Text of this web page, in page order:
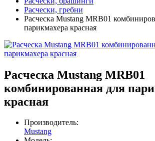
Расчески, гребни
Расческа Mustang MRB01
парикмахера красная
Расческа Mustang MRB01
комбинированная для
красная
Производитель:
Mustang